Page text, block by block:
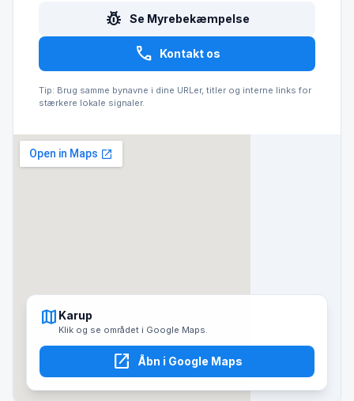
pest_control Se Myrebekæmpelse
call Kontakt os
Tip: Brug samme bynavne i dine URLer, titler og interne links for
stærkere lokale signaler.
map Karup
Klik og se området i Google Maps.
open_in_new Åbn i Google Maps